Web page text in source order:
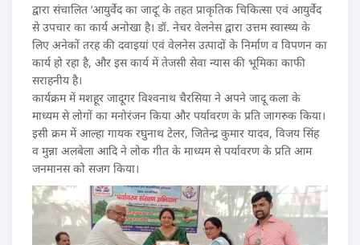
द्वारा संचालित ‘आयुर्वेद का जादू’ के तहत प्राकृतिक चिकित्सा एवं आयुर्वेद
से उपचार का कार्य अनोखा है। डॉ. नेचर वेलनेस द्वारा उत्तम स्वास्थ्य के
लिए अनेकों तरह की दवाइयां एवं वेलनेस उत्पादों के निर्माण व विपणन का
कार्य हो रहा है, और इस कार्य में तेजसी सेवा न्यास की भूमिका काफी
सराहनीय है।
कार्यक्रम में मशहूर जादूगर विश्वनाथ चैरसिया ने अपने जादू कला के
माध्यम से लोगों का मनोरंजन किया और पर्यावरण के प्रति जागरुक किया।
इसी क्रम में आल्हा गायक रघुनाथ टेलर, जितेन्द्र कुमार यादव, विजय सिंह
व मुन्ना अलबेला आदि ने लोक गीत के माध्यम से पर्यावरण के प्रति आम
जनमानस को सजग किया।